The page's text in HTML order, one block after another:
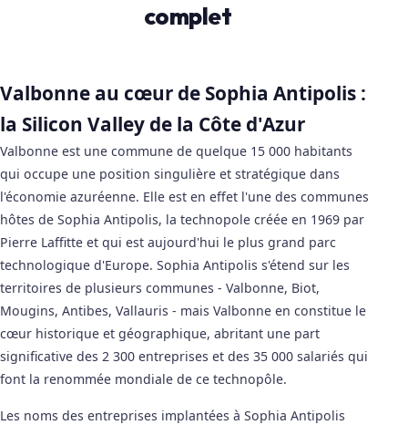
complet
Valbonne au cœur de Sophia Antipolis :
la Silicon Valley de la Côte d'Azur
Valbonne est une commune de quelque 15 000 habitants
qui occupe une position singulière et stratégique dans
l'économie azuréenne. Elle est en effet l'une des communes
hôtes de Sophia Antipolis, la technopole créée en 1969 par
Pierre Laffitte et qui est aujourd'hui le plus grand parc
technologique d'Europe. Sophia Antipolis s'étend sur les
territoires de plusieurs communes - Valbonne, Biot,
Mougins, Antibes, Vallauris - mais Valbonne en constitue le
cœur historique et géographique, abritant une part
significative des 2 300 entreprises et des 35 000 salariés qui
font la renommée mondiale de ce technopôle.
Les noms des entreprises implantées à Sophia Antipolis